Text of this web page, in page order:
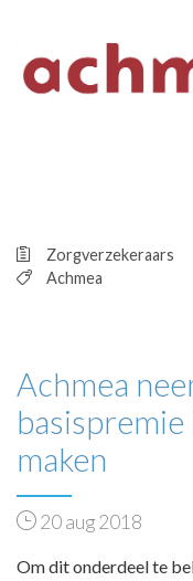
Zorgverzekeraars
Achmea
Achmea
maken
20 aug 2018
Om dit onderdeel te